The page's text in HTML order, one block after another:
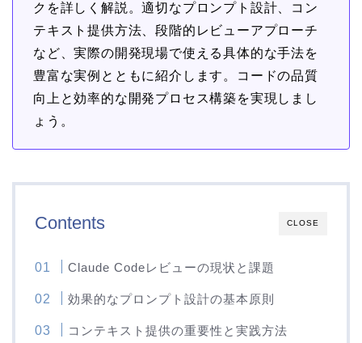
クを詳しく解説。適切なプロンプト設計、コン
テキスト提供方法、段階的レビューアプローチ
など、実際の開発現場で使える具体的な手法を
豊富な実例とともに紹介します。コードの品質
向上と効率的な開発プロセス構築を実現しまし
ょう。
CLOSE
Contents
Claude Codeレビューの現状と課題
効果的なプロンプト設計の基本原則
コンテキスト提供の重要性と実践方法